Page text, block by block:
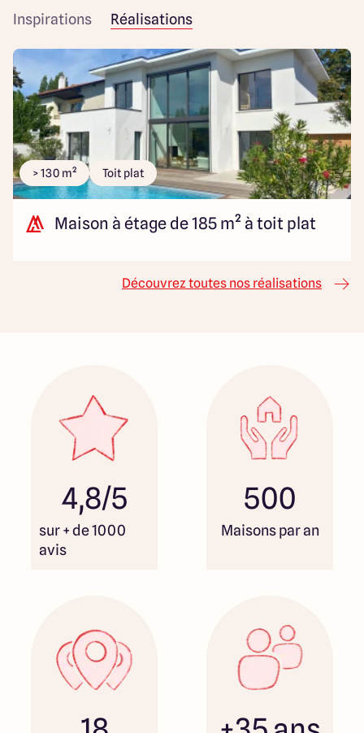
Inspirations Réalisations
> 130 m² Toit plat
Maison à étage de 185 m² à toit plat
Découvrez toutes nos réalisations
4,8/5
sur + de 1000
avis
500
Maisons par an